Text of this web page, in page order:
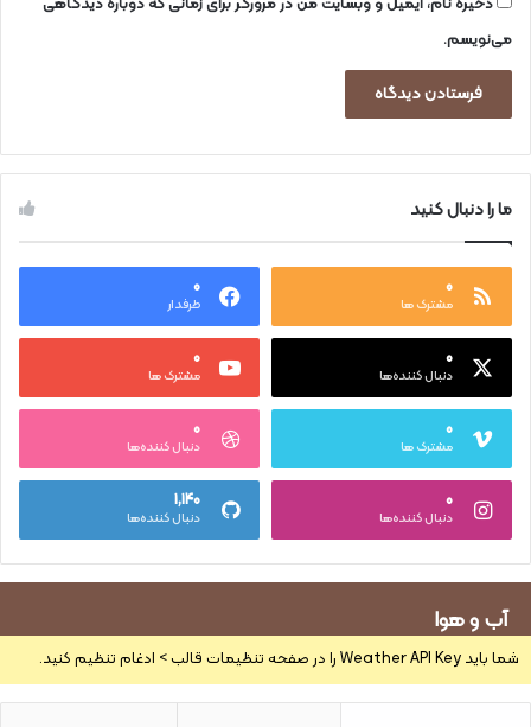
ذخیره نام، ایمیل و وبسایت من در مرورگر برای زمانی که دوباره دیدگاهی
می‌نویسم.
ما را دنبال کنید
۰
مشترک ها
۰
طرفدار
۰
دنبال کننده‌ها
۰
مشترک ها
۰
مشترک ها
۰
دنبال کننده‌ها
۰
دنبال کننده‌ها
۱,۱۴۰
دنبال کننده‌ها
آب و هوا
شما باید Weather API Key را در صفحه تنظیمات قالب > ادغام تنظیم کنید.